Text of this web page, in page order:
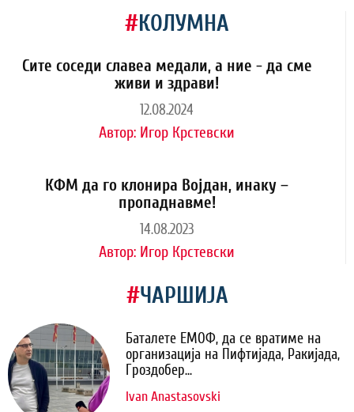
#КОЛУМНА
Сите соседи славеа медали, а ние - да сме
живи и здрави!
12.08.2024
Автор: Игор Крстевски
КФМ да го клонира Војдан, инаку –
пропаднавме!
14.08.2023
Автор: Игор Крстевски
#ЧАРШИЈА
Баталете ЕМОФ, да се вратиме на
организација на Пифтијада, Ракијада,
Гроздобер...
Ivan Anastasovski